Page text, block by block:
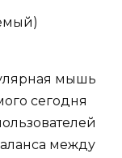
мышь
сегодня
между